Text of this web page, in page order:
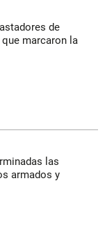
de
marcaron la
las
armados y